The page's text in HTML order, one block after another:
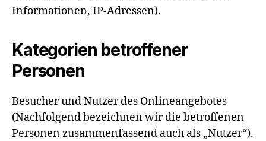
Informationen, IP-Adressen).
Kategorien betroffener
Personen
Besucher und Nutzer des Onlineangebotes
(Nachfolgend bezeichnen wir die betroffenen
Personen zusammenfassend auch als „Nutzer“).